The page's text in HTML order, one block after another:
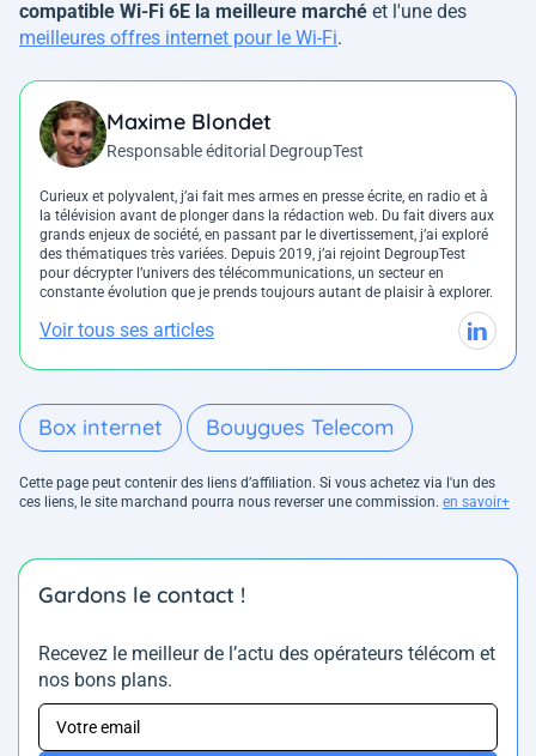
compatible Wi-Fi 6E la meilleure marché et l'une des
meilleures offres internet pour le Wi-Fi.
Maxime Blondet
Responsable éditorial DegroupTest
Curieux et polyvalent, j’ai fait mes armes en presse écrite, en radio et à
la télévision avant de plonger dans la rédaction web. Du fait divers aux
grands enjeux de société, en passant par le divertissement, j’ai exploré
des thématiques très variées. Depuis 2019, j’ai rejoint DegroupTest
pour décrypter l’univers des télécommunications, un secteur en
constante évolution que je prends toujours autant de plaisir à explorer.
Voir tous ses articles
Box internet Bouygues Telecom
Cette page peut contenir des liens d’affiliation. Si vous achetez via l'un des
ces liens, le site marchand pourra nous reverser une commission. en savoir+
Gardons le contact !
Recevez le meilleur de l’actu des opérateurs télécom et
nos bons plans.